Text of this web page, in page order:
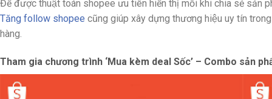
Để được thuật toán shopee ưu tiên hiển thị mỗi khi chia sẻ sản
Tăng follow shopee cũng giúp xây dựng thương hiệu uy tín
hàng.
Tham gia chương trình ‘Mua kèm deal Sốc’ – Combo sản